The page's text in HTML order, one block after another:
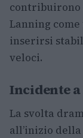
contribuirono
Lanning
inserirsi
veloci.
Incidente
La svolta
all’inizio della